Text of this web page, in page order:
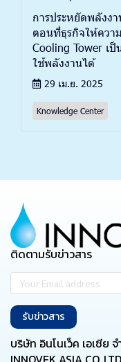
การประหยัดพลังง
ตอนที่ธุรกิจให้ควา
Cooling Tower เ
ใช้พลังงานได้
29 เม.ย. 2025
Knowledge Center
ติดตามรับข่าวสาร
รับข่าวสาร
บริษัท อินโนเว็ค เอเซีย